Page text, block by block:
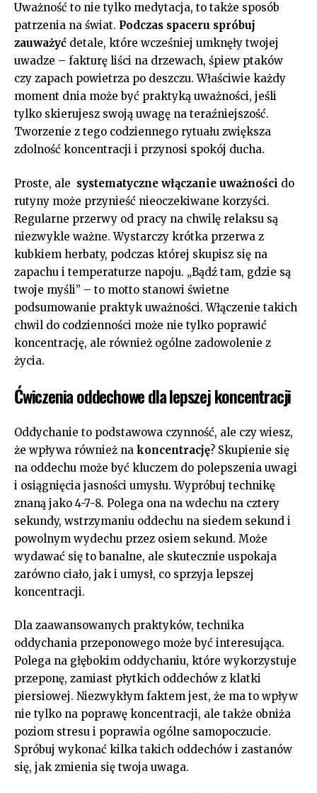
Uważność to ⁣nie tylko medytacja, to także sposób
patrzenia na świat. Podczas ⁢spaceru ⁢spróbuj
⁤zauważyć detale,‌ które wcześniej umknęły twojej
uwadze – fakturę liści na drzewach, śpiew ptaków
czy zapach⁢ powietrza po deszczu. Właściwie każdy
moment dnia ⁣może być ⁢praktyką uważności, jeśli
tylko skierujesz swoją uwagę na teraźniejszość.
Tworzenie z tego ⁤codziennego rytuału zwiększa
zdolność koncentracji i przynosi spokój ducha.
Proste, ale ⁤ systematyczne włączanie uważności do
rutyny może przynieść ⁤nieoczekiwane korzyści.
Regularne przerwy od pracy na chwilę relaksu są
niezwykle ważne. Wystarczy krótka przerwa⁢ z
kubkiem herbaty, ‍podczas której skupisz się na
zapachu i temperaturze‌ napoju. „Bądź tam, gdzie są
twoje myśli” – ‍to motto stanowi świetne
podsumowanie praktyk uważności. Włączenie takich
chwil do codzienności może nie tylko poprawić
koncentrację, ‌ale również ogólne zadowolenie z
‍życia.
Ćwiczenia oddechowe dla‍ lepszej koncentracji
Oddychanie⁤ to podstawowa czynność, ale czy wiesz,
że wpływa również na koncentrację?‍ Skupienie się
‍na oddechu ‍może być kluczem do polepszenia uwagi
‍i ⁢osiągnięcia ⁢jasności umysłu. Wypróbuj technikę
znaną ‌jako 4-7-8. Polega ona na wdechu na ​cztery‍
sekundy,⁣ wstrzymaniu⁣ oddechu⁢ na siedem sekund i
powolnym wydechu przez osiem sekund. Może
⁤wydawać się to banalne,⁢ ale skutecznie⁢ uspokaja
zarówno⁣ ciało, jak ⁤i umysł,​ co​ sprzyja lepszej
koncentracji.
Dla ‌zaawansowanych praktyków, technika⁤
oddychania przeponowego⁤ może być interesująca.⁤
Polega na głębokim oddychaniu, które wykorzystuje
przeponę, zamiast⁤ płytkich​ oddechów z klatki
piersiowej. Niezwykłym⁤ faktem ‌jest, ‌że ma to wpływ
nie tylko na ​poprawę‌ koncentracji, ale także obniża
poziom stresu i⁣ poprawia ogólne​ samopoczucie.
Spróbuj wykonać kilka takich​ oddechów‍ i zastanów
się, jak zmienia się ⁢twoja uwaga.